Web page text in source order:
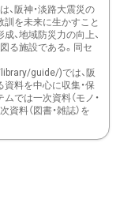
、阪神・淡路大震災の
訓を未来に生かすこと
、地域防災力の向上、
る施設である。同セ
guide/)では、阪
資料を中心に収集・保
では一次資料（モノ・
資料（図書・雑誌）を